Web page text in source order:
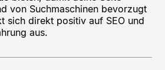
von Suchmaschinen bevorzugt
sich direkt positiv auf SEO und
aus.